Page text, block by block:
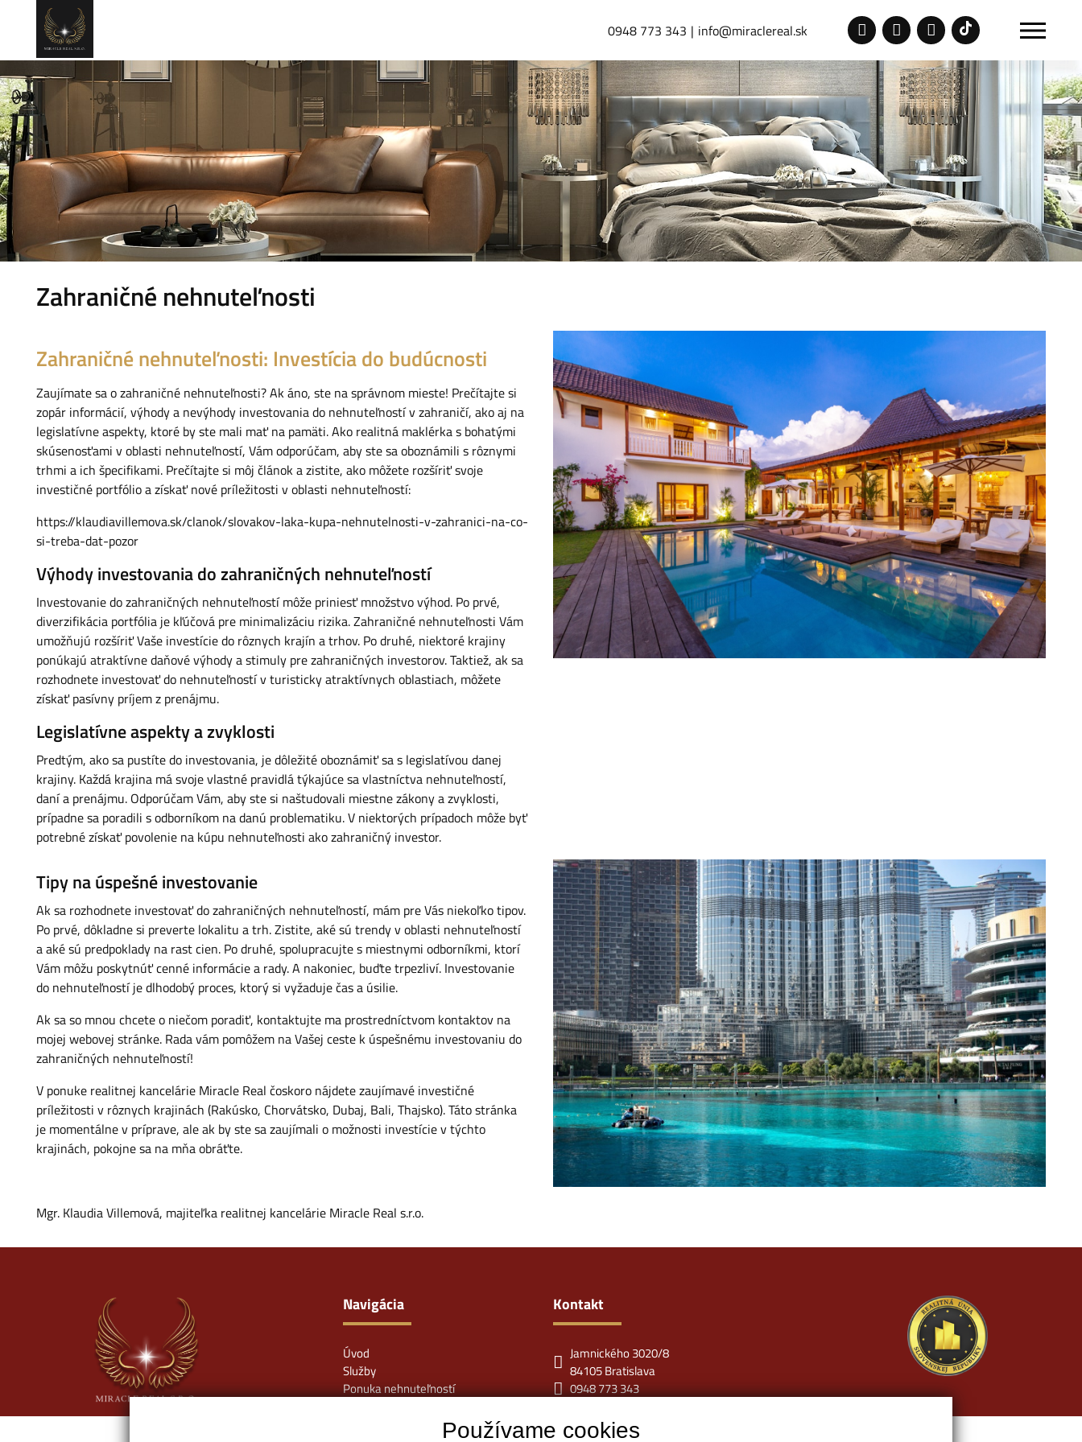
0948 773 343 info@miraclereal.sk
Zahraničné nehnuteľnosti
Zahraničné nehnuteľnosti: Investícia do budúcnosti
Zaujímate sa o zahraničné nehnuteľnosti? Ak áno, ste na správnom mieste! Prečítajte si
zopár informácií, výhody a nevýhody investovania do nehnuteľností v zahraničí, ako aj na
legislatívne aspekty, ktoré by ste mali mať na pamäti. Ako realitná maklérka s bohatými
skúsenosťami v oblasti nehnuteľností, Vám odporúčam, aby ste sa oboznámili s rôznymi
trhmi a ich špecifikami. Prečítajte si môj článok a zistite, ako môžete rozšíriť svoje
investičné portfólio a získať nové príležitosti v oblasti nehnuteľností:
https://klaudiavillemova.sk/clanok/slovakov-laka-kupa-nehnutelnosti-v-zahranici-na-co-
si-treba-dat-pozor
Výhody investovania do zahraničných nehnuteľností
Investovanie do zahraničných nehnuteľností môže priniesť množstvo výhod. Po prvé,
diverzifikácia portfólia je kľúčová pre minimalizáciu rizika. Zahraničné nehnuteľnosti Vám
umožňujú rozšíriť Vaše investície do rôznych krajín a trhov. Po druhé, niektoré krajiny
ponúkajú atraktívne daňové výhody a stimuly pre zahraničných investorov. Taktiež, ak sa
rozhodnete investovať do nehnuteľností v turisticky atraktívnych oblastiach, môžete
získať pasívny príjem z prenájmu.
Legislatívne aspekty a zvyklosti
Predtým, ako sa pustíte do investovania, je dôležité oboznámiť sa s legislatívou danej
krajiny. Každá krajina má svoje vlastné pravidlá týkajúce sa vlastníctva nehnuteľností,
daní a prenájmu. Odporúčam Vám, aby ste si naštudovali miestne zákony a zvyklosti,
prípadne sa poradili s odborníkom na danú problematiku. V niektorých prípadoch môže byť
potrebné získať povolenie na kúpu nehnuteľnosti ako zahraničný investor.
Tipy na úspešné investovanie
Ak sa rozhodnete investovať do zahraničných nehnuteľností, mám pre Vás niekoľko tipov.
Po prvé, dôkladne si preverte lokalitu a trh. Zistite, aké sú trendy v oblasti nehnuteľností
a aké sú predpoklady na rast cien. Po druhé, spolupracujte s miestnymi odborníkmi, ktorí
Vám môžu poskytnúť cenné informácie a rady. A nakoniec, buďte trpezliví. Investovanie
do nehnuteľností je dlhodobý proces, ktorý si vyžaduje čas a úsilie.
Ak sa so mnou chcete o niečom poradiť, kontaktujte ma prostredníctvom kontaktov na
mojej webovej stránke. Rada vám pomôžem na Vašej ceste k úspešnému investovaniu do
zahraničných nehnuteľností!
V ponuke realitnej kancelárie Miracle Real čoskoro nájdete zaujímavé investičné
príležitosti v rôznych krajinách (Rakúsko, Chorvátsko, Dubaj, Bali, Thajsko). Táto stránka
je momentálne v príprave, ale ak by ste sa zaujímali o možnosti investície v týchto
krajinách, pokojne sa na mňa obráťte.
Mgr. Klaudia Villemová, majiteľka realitnej kancelárie Miracle Real s.r.o.
Navigácia
Úvod
Služby
Ponuka nehnuteľností
Kontakt
Jamnického 3020/8
84105 Bratislava
0948 773 343
Používame cookies